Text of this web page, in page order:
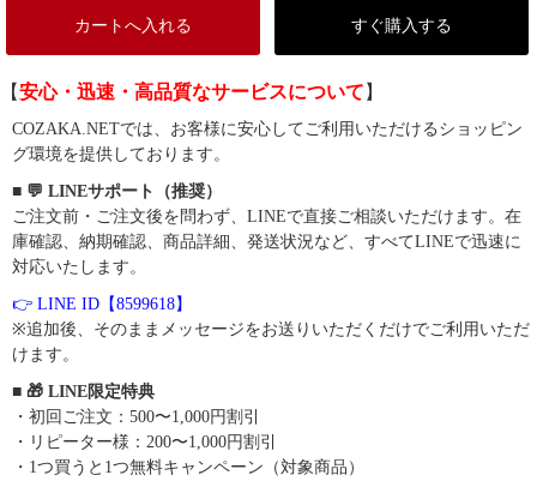
カートへ入れる すぐ購入する
【安心・迅速・高品質なサービスについて 】
COZAKA.NETでは、お客様に安心してご利用いただけるショッピン
グ環境を提供しております。
■ 💬 LINEサポート（推奨）
ご注文前・ご注文後を問わず、LINEで直接ご相談いただけます。在
庫確認、納期確認、商品詳細、発送状況など、すべてLINEで迅速に
対応いたします。
👉 LINE ID【8599618】
※追加後、そのままメッセージをお送りいただくだけでご利用いただ
けます。
■ 🎁 LINE限定特典
・初回ご注文：500〜1,000円割引
・リピーター様：200〜1,000円割引
・1つ買うと1つ無料キャンペーン（対象商品）